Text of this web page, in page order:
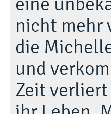
nicht mehr
die
und
Zeit